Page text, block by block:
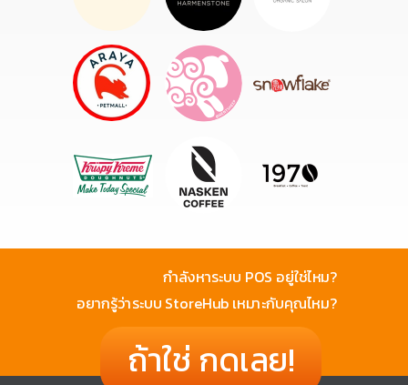
ถ้าใช่ กดเลย!
กำลังหาระบบ POS อยู่ใช่ไหม?
อยากรู้ว่าระบบ StoreHub เหมาะกับคุณไหม?